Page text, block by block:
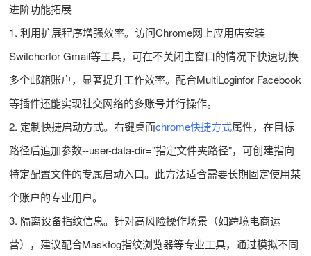
进阶功能拓展
1. 利用扩展程序增强效率。访问Chrome网上应用店安装
Switcherfor Gmail等工具，可在不关闭主窗口的情况下快速切换
多个邮箱账户，显著提升工作效率。配合MultiLoginfor Facebook
等插件还能实现社交网络的多账号并行操作。
2. 定制快捷启动方式。右键桌面chrome快捷方式属性，在目标
路径后追加参数--user-data-dir="指定文件夹路径"，可创建指向
特定配置文件的专属启动入口。此方法适合需要长期固定使用某
个账户的专业用户。
3. 隔离设备指纹信息。针对高风险操作场景（如跨境电商运
营），建议配合Maskfog指纹浏览器等专业工具，通过模拟不同